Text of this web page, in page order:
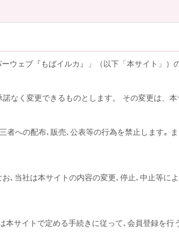
ェブ『もばイルカ』」（以下「本サイト」）
く変更できるものとします。 その変更は、
への配布､販売､公表等の行為を禁止します｡
当社は本サイトの内容の変更､停止､中止等に
サイトで定める手続きに従って､会員登録を